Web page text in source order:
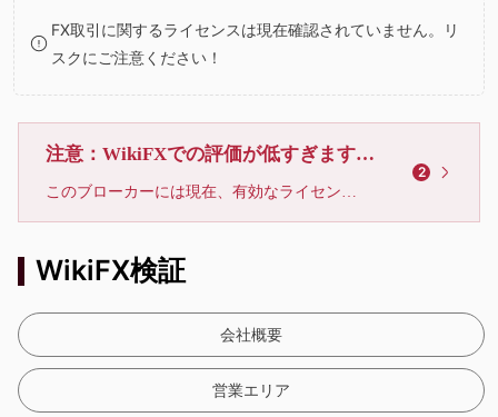
5
6
7
8
9
FX取引に関するライセンスは現在確認されていません。リ
スクにご注意ください！
注意：WikiFXでの評価が低すぎます、利用しないでください
このブローカーには現在、有効なライセンスが確認されていません。リスクにご注意下さい！
2
WikiFX検証
会社概要
営業エリア